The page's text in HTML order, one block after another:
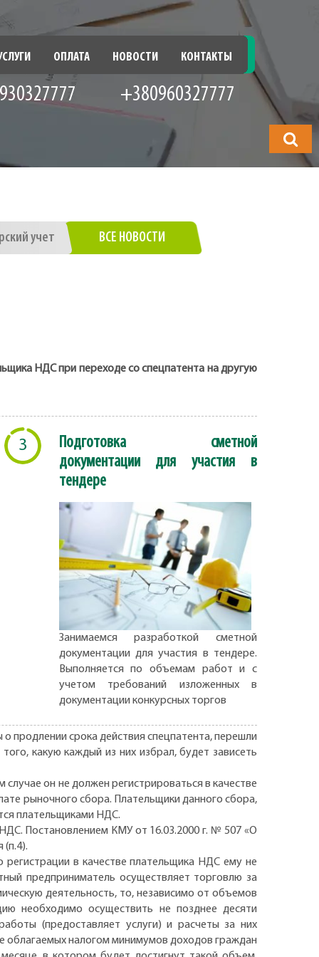
будете
ОПЛАТА НОВОСТИ КОНТАКТЫ
+380960327777
учет ВСЕ НОВОСТИ
НДС при переходе со спецпатента на другую
3
Подготовка сметной
документации для участия в
тендере
Занимаемся разработкой сметной
документации для участия в тендере.
Выполняется по объемам работ и с
учетом требований изложенных в
документации конкурсных торгов
продлении срока действия спецпатента, перешли
какую каждый из них избрал, будет зависеть
он не должен регистрироваться в качестве
рыночного сбора. Плательщики данного сбора,
плательщиками НДС.
Постановлением КМУ от 16.03.2000 г. № 507 «О
(п.4).
в качестве плательщика НДС ему не
предприниматель осуществляет торговлю за
деятельность, то, независимо от объемов
необходимо осуществить не позднее десяти
(предоставляет услуги) и расчеты за них
облагаемых налогом минимумов доходов граждан